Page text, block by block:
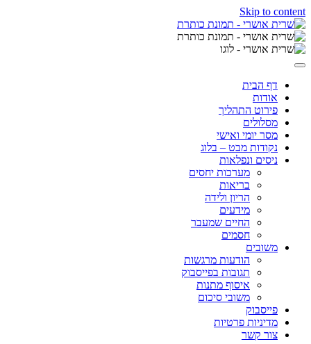
Skip to content
דף הבית
אודות
פירוט התהליך
מסלולים
מסר יומי ואישי
נקודות מבט – בלוג
ניסים ונפלאות
מערכות יחסים
בריאות
הריון ולידה
מידעים
החיים שמעבר
חסמים
משובים
הודעות מרגשות
תגובות בפייסבוק
איסוף מתנות
משובי סיכום
פייסבוק
מדיניות פרטיות
צור קשר